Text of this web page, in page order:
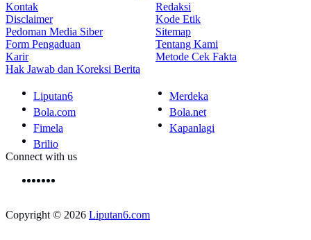
Kontak
Redaksi
Disclaimer
Kode Etik
Pedoman Media Siber
Sitemap
Form Pengaduan
Tentang Kami
Karir
Metode Cek Fakta
Hak Jawab dan Koreksi Berita
Liputan6
Merdeka
Bola.com
Bola.net
Fimela
Kapanlagi
Brilio
Connect with us
Copyright © 2026 Liputan6.com